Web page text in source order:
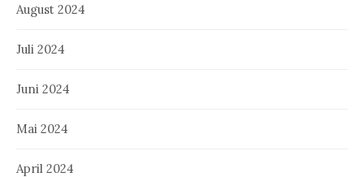
August 2024
Juli 2024
Juni 2024
Mai 2024
April 2024